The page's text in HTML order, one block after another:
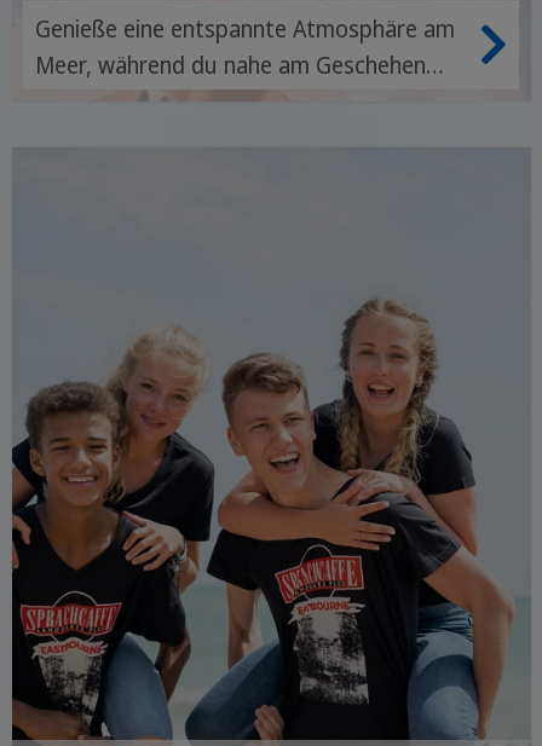
Genieße eine entspannte Atmosphäre am
Meer, während du nahe am Geschehen